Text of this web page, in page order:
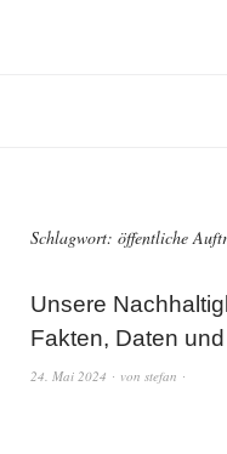
Schlagwort: öffentliche
Unsere
Fakten, Daten
24. Mai 2024 von stefan